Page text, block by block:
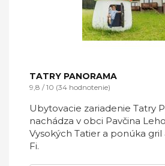
TATRY PANORAMA
9,8 / 10 (34 hodnotenie)
Ubytovacie zariadenie Tatry
nachádza v obci Pavčina
Vysokých Tatier a ponúka
Fi.